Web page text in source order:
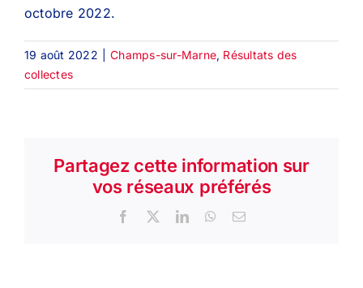
octobre 2022.
19 août 2022 Champs-sur-Marne, Résultats des
collectes
Partagez cette information sur
vos réseaux préférés
Facebook
X LinkedInWhatsApp
Email